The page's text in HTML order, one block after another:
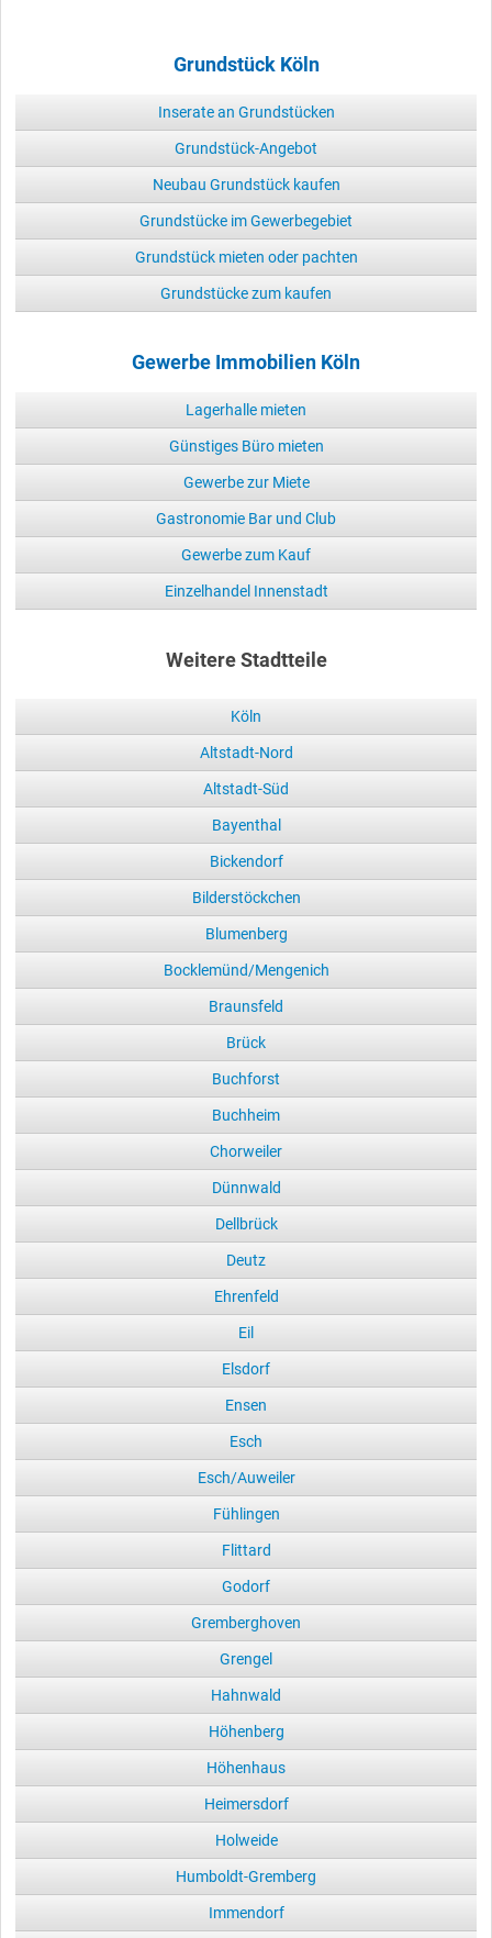
Grundstück Köln
Inserate an Grundstücken
Grundstück-Angebot
Neubau Grundstück kaufen
Grundstücke im Gewerbegebiet
Grundstück mieten oder pachten
Grundstücke zum kaufen
Gewerbe Immobilien Köln
Lagerhalle mieten
Günstiges Büro mieten
Gewerbe zur Miete
Gastronomie Bar und Club
Gewerbe zum Kauf
Einzelhandel Innenstadt
Weitere Stadtteile
Köln
Altstadt-Nord
Altstadt-Süd
Bayenthal
Bickendorf
Bilderstöckchen
Blumenberg
Bocklemünd/Mengenich
Braunsfeld
Brück
Buchforst
Buchheim
Chorweiler
Dünnwald
Dellbrück
Deutz
Ehrenfeld
Eil
Elsdorf
Ensen
Esch
Esch/Auweiler
Fühlingen
Flittard
Godorf
Gremberghoven
Grengel
Hahnwald
Höhenberg
Höhenhaus
Heimersdorf
Holweide
Humboldt-Gremberg
Immendorf